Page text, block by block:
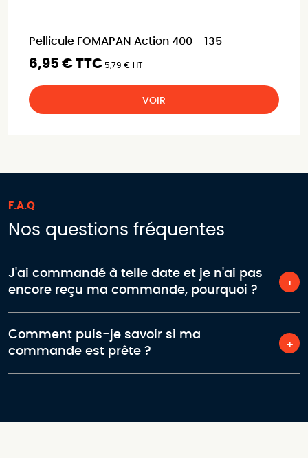
Pellicule FOMAPAN Action 400 - 135
6,95 € TTC 5,79 € HT
VOIR
F.A.Q
Nos questions fréquentes
J'ai commandé à telle date et je n'ai pas
encore reçu ma commande, pourquoi ?
Comment puis-je savoir si ma
commande est prête ?